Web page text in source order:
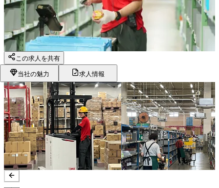
この求人を共有
当社の魅力 求人情報